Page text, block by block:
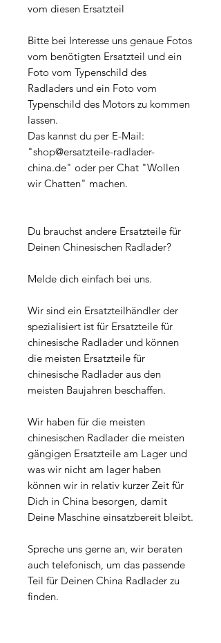
vom diesen Ersatzteil
Bitte bei Interesse uns genaue Fotos
vom benötigten Ersatzteil und ein
Foto vom Typenschild des
Radladers und ein Foto vom
Typenschild des Motors zu kommen
lassen.
Das kannst du per E-Mail:
"shop@ersatzteile-radlader-
china.de" oder per Chat "Wollen
wir Chatten" machen.
Du brauchst andere Ersatzteile für
Deinen Chinesischen Radlader?
Melde dich einfach bei uns.
Wir sind ein Ersatzteilhändler der
spezialisiert ist für Ersatzteile für
chinesische Radlader und können
die meisten Ersatzteile für
chinesische Radlader aus den
meisten Baujahren beschaffen.
Wir haben für die meisten
chinesischen Radlader die meisten
gängigen Ersatzteile am Lager und
was wir nicht am lager haben
können wir in relativ kurzer Zeit für
Dich in China besorgen, damit
Deine Maschine einsatzbereit bleibt.
Spreche uns gerne an, wir beraten
auch telefonisch, um das passende
Teil für Deinen China Radlader zu
finden.